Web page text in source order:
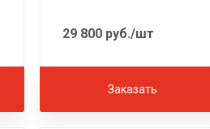
29 800 руб./шт
Заказать